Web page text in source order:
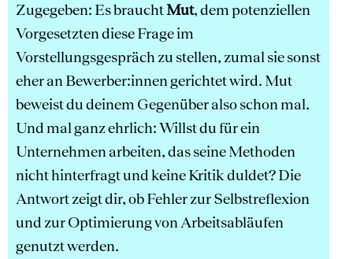
Zugegeben: Es brauchtMut, dem potenziellen
Vorgesetzten diese Frage im
Vorstellungsgespräch zu stellen, zumal sie sonst
eher an Bewerber:innen gerichtet wird. Mut
beweist du deinem Gegenüber also schon mal.
Und mal ganz ehrlich: Willst du für ein
Unternehmen arbeiten, das seine Methoden
nicht hinterfragt und keine Kritik duldet? Die
Antwort zeigt dir, ob Fehler zur Selbstreflexion
und zur Optimierung von Arbeitsabläufen
genutzt werden.